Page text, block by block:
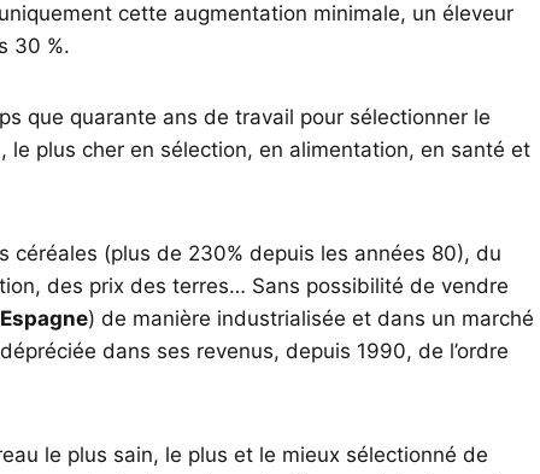
cette augmentation minimale, un éleveur
30 %.
que quarante ans de travail pour sélectionner le
le plus cher en sélection, en alimentation, en santé et
céréales (plus de 230% depuis les années 80), du
des prix des terres… Sans possibilité de vendre
Espagne) de manière industrialisée et dans un marché
dans ses revenus, depuis 1990, de l’ordre
le plus sain, le plus et le mieux sélectionné de